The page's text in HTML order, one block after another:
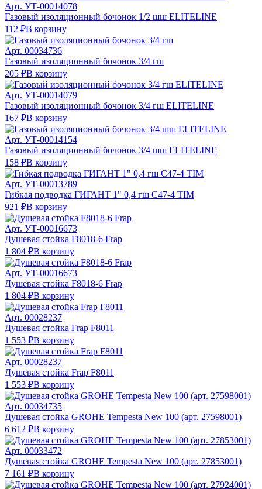
Арт. УТ-00014078
Газовый изоляционный бочонок 1/2 шш ELITELINE
112 ₽В корзину
Арт. 00034736
Газовый изоляционный бочонок 3/4 гш
205 ₽В корзину
Арт. УТ-00014079
Газовый изоляционный бочонок 3/4 гш ELITELINE
167 ₽В корзину
Арт. УТ-00014154
Газовый изоляционный бочонок 3/4 шш ELITELINE
158 ₽В корзину
Арт. УТ-00013789
Гибкая подводка ГИГАНТ 1" 0,4 гш C47-4 TIM
921 ₽В корзину
Арт. УТ-00016673
Душевая стойка F8018-6 Frap
1 804 ₽В корзину
Арт. УТ-00016673
Душевая стойка F8018-6 Frap
1 804 ₽В корзину
Арт. 00028237
Душевая стойка Frap F8011
1 553 ₽В корзину
Арт. 00028237
Душевая стойка Frap F8011
1 553 ₽В корзину
Арт. 00034735
Душевая стойка GROHE Tempesta New 100 (арт. 27598001)
6 612 ₽В корзину
Арт. 00033472
Душевая стойка GROHE Tempesta New 100 (арт. 27853001)
7 161 ₽В корзину